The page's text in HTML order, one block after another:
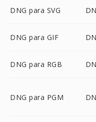
DNG para SVG
DNG para GIF
DNG para RGB
DNG para PGM